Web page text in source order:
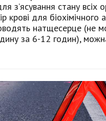
з’ясування стану всіх
крові для біохімічного
натщесерце (не
за 6-12 годин),